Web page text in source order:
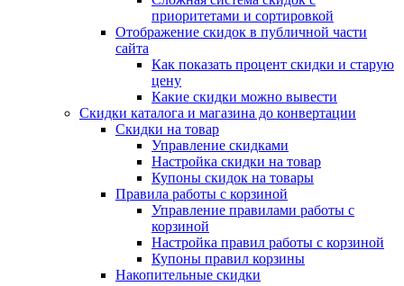
приоритетами и сортировкой
Отображение скидок в публичной части
сайта
Как показать процент скидки и старую
цену
Какие скидки можно вывести
Скидки каталога и магазина до конвертации
Скидки на товар
Управление скидками
Настройка скидки на товар
Купоны скидок на товары
Правила работы с корзиной
Управление правилами работы с
корзиной
Настройка правил работы с корзиной
Купоны правил корзины
Накопительные скидки